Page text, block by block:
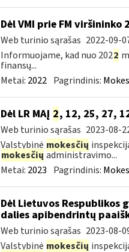
Dėl VMI prie FM
Web turinio sąrašas 2022-09-
Informuojame, kad nuo 2022
finansų...
Metai: 2022 Pagrindinis:
Dėl LR MAĮ 2, 12, 25, 27,
Web turinio sąrašas 2023-08-
Valstybinė mokesčių
mokesčių administravimo...
Metai: 2023 Pagrindinis:
Dėl Lietuvos
dalies apibendrintų
Web turinio sąrašas 2023-08-
Valstybinė mokesčių